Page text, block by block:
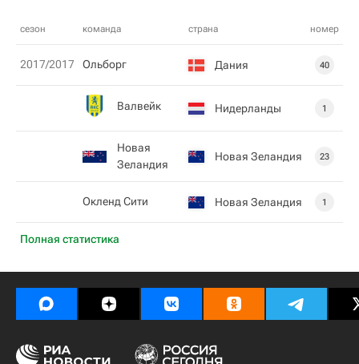
сезон команда страна номер
Полная статистика
2017/2017 Ольборг Дания 40
Валвейк Нидерланды 1
Новая
Зеландия
Новая Зеландия 23
Окленд Сити Новая Зеландия 1